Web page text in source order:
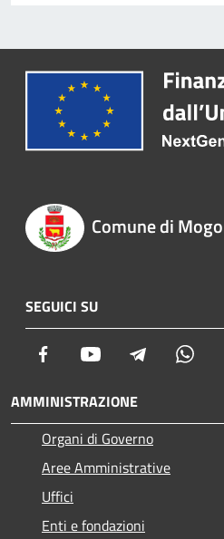
Comune di
SEGUICI SU
Facebook Youtube Telegram
AMMINISTRAZIONE
Organi di Governo
Aree Amministrative
Uffici
Enti e fondazioni